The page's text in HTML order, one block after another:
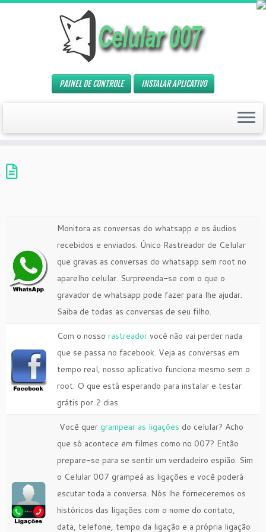
PAINEL DE CONTROLE INSTALAR APLICATIVO
Monitora as conversas do whatsapp e os áudios
recebidos e enviados. Único Rastreador de Celular
que gravas as conversas do whatsapp sem root no
aparelho celular. Surpreenda-se com o que o
gravador de whatsapp pode fazer para lhe ajudar.
Saiba de todas as conversas de seu filho.
Com o nosso rastreador você não vai perder nada
que se passa no facebook. Veja as conversas em
tempo real, nosso aplicativo funciona mesmo sem o
root. O que está esperando para instalar e testar
grátis por 2 dias.
Você quer grampear as ligações do celular? Acho
que só acontece em filmes como no 007? Então
prepare-se para se sentir um verdadeiro espião. Sim
o Celular 007 grampeá as ligações e você poderá
escutar toda a conversa. Nós lhe forneceremos os
históricos das ligações com o nome do contato,
data, telefone, tempo da ligação e a própria ligação